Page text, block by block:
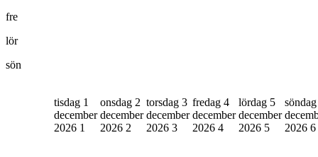
fre
lör
sön
tisdag 1
december
2026 1
onsdag 2
december
2026 2
torsdag 3
december
2026 3
fredag 4
december
2026 4
lördag 5
december
2026 5
2026 6